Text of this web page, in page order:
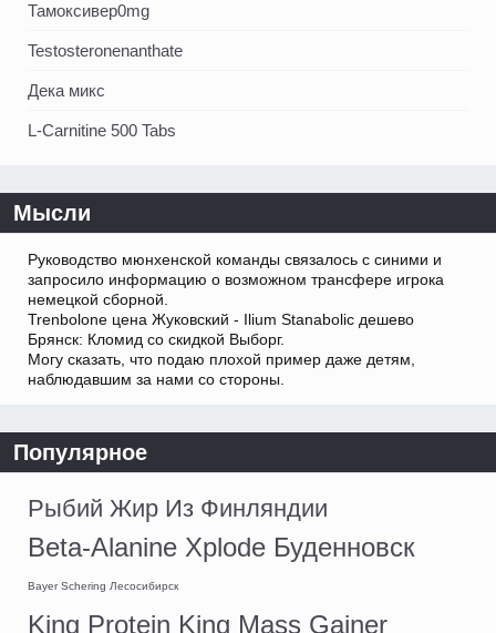
Тамоксивер0mg
Testosteronenanthate
Дека микс
L-Carnitine 500 Tabs
Мысли
Руководство мюнхенской команды связалось с синими и
запросило информацию о возможном трансфере игрока
немецкой сборной.
Trenbolone цена Жуковский - Ilium Stanabolic дешево
Брянск: Кломид со скидкой Выборг.
Могу сказать, что подаю плохой пример даже детям,
наблюдавшим за нами со стороны.
Популярное
Рыбий Жир Из Финляндии
Beta-Alanine Xplode Буденновск
Bayer Schering Лесосибирск
King Protein King Mass Gainer